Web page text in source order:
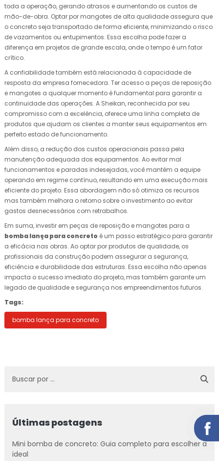
toda a operação, gerando atrasos e aumentando os custos de
mão-de-obra. Optar por mangotes de alta qualidade assegura que
o concreto seja transportado de forma eficiente, minimizando o risco
de vazamentos ou entupimentos. Essa escolha pode fazer a
diferença em projetos de grande escala, onde o tempo é um fator
crítico.
A confiabilidade também está relacionada à capacidade de
resposta da empresa fornecedora. Ter acesso a peças de reposição
e mangotes a qualquer momento é fundamental para garantir a
continuidade das operações. A Sheikan, reconhecida por seu
compromisso com a excelência, oferece uma linha completa de
produtos que ajudam os clientes a manter seus equipamentos em
perfeito estado de funcionamento.
Além disso, a redução dos custos operacionais passa pela
manutenção adequada dos equipamentos. Ao evitar mal
funcionamentos e paradas indesejadas, você mantém a equipe
operando em regime contínuo, resultando em uma execução mais
eficiente do projeto. Essa abordagem não só otimiza os recursos
mas também melhora o retorno sobre o investimento ao evitar
gastos desnecessários com retrabalhos.
Em suma, investir em peças de reposição e mangotes para a
bomba lança para concreto é um passo estratégico para garantir
a eficácia nas obras. Ao optar por produtos de qualidade, os
profissionais da construção podem assegurar a segurança,
eficiência e durabilidade das estruturas. Essa escolha não apenas
impacta o sucesso imediato do projeto, mas também garante um
legado de qualidade e segurança nos empreendimentos futuros.
Tags:
bomba lança para concreto
Últimas postagens
Mini bomba de concreto: Guia completo para escolher a
ideal